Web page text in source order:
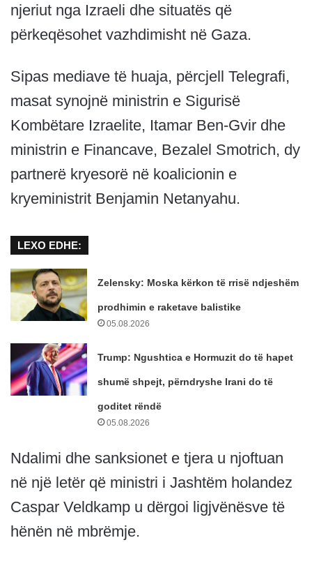
njeriut nga Izraeli dhe situatës që
përkeqësohet vazhdimisht në Gaza.
Sipas mediave të huaja, përcjell Telegrafi,
masat synojnë ministrin e Sigurisë
Kombëtare Izraelite, Itamar Ben-Gvir dhe
ministrin e Financave, Bezalel Smotrich, dy
partnerë kryesorë në koalicionin e
kryeministrit Benjamin Netanyahu.
LEXO EDHE:
Zelensky: Moska kërkon të rrisë ndjeshëm
prodhimin e raketave balistike
05.08.2026
Trump: Ngushtica e Hormuzit do të hapet
shumë shpejt, përndryshe Irani do të
goditet rëndë
05.08.2026
Ndalimi dhe sanksionet e tjera u njoftuan
në një letër që ministri i Jashtëm holandez
Caspar Veldkamp u dërgoi ligjvënësve të
hënën në mbrëmje.